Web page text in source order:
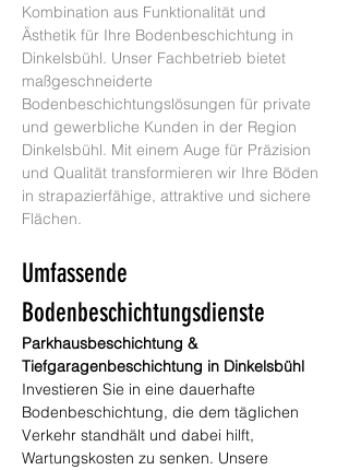
Kombination aus Funktionalität und
Ästhetik für Ihre Bodenbeschichtung in
Dinkelsbühl. Unser Fachbetrieb bietet
maßgeschneiderte
Bodenbeschichtungslösungen für private
und gewerbliche Kunden in der Region
Dinkelsbühl. Mit einem Auge für Präzision
und Qualität transformieren wir Ihre Böden
in strapazierfähige, attraktive und sichere
Flächen.
Umfassende
Bodenbeschichtungsdienste
Parkhausbeschichtung &
Tiefgaragenbeschichtung in Dinkelsbühl
Investieren Sie in eine dauerhafte
Bodenbeschichtung, die dem täglichen
Verkehr standhält und dabei hilft,
Wartungskosten zu senken. Unsere